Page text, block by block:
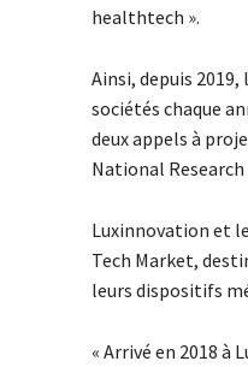
healthtech ».
Ainsi, depuis
sociétés chaque
deux appels à
National
Luxinnovation et
Tech Market,
leurs dispositifs
« Arrivé en 2018 à